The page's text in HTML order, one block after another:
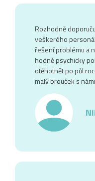
Rozhodně
veškerého
řešení problému a
hodně psychicky
otěhotnět po půl
malý brouček s